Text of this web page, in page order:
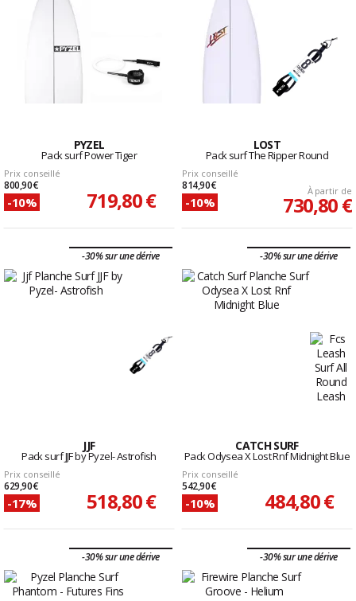
PYZEL
Pack surf Power Tiger
Prix conseillé
800,90 €
-10% 719,80 €
LOST
Pack surf The Ripper Round
Prix conseillé
814,90 €
-10%
À partir de
730,80 €
-30% sur une dérive
JJF
Pack surf JJF by Pyzel- Astrofish
Prix conseillé
629,90 €
-17% 518,80 €
-30% sur une dérive
CATCH SURF
Pack Odysea X Lost Rnf Midnight Blue
Prix conseillé
542,90 €
-10% 484,80 €
-30% sur une dérive -30% sur une dérive